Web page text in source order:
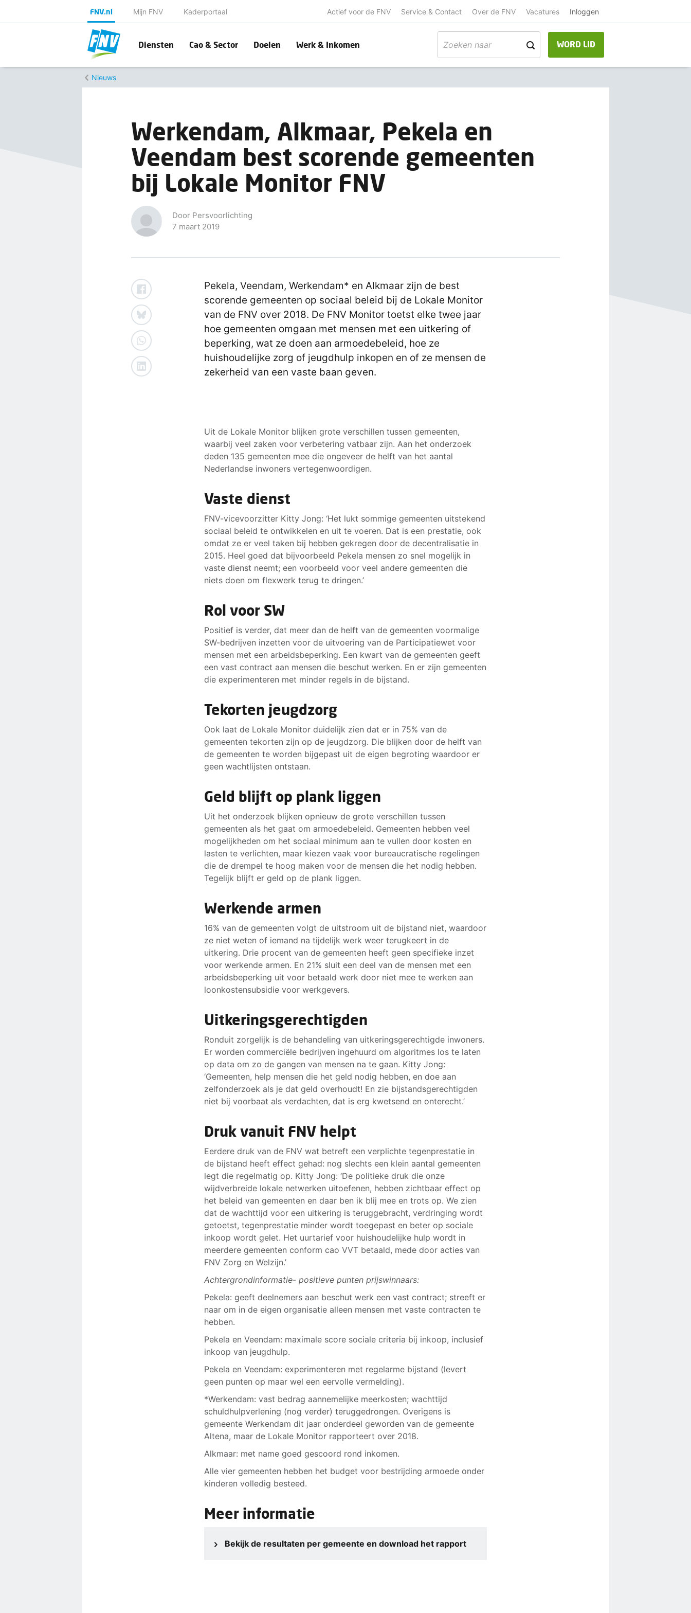
FNV.nl Mijn FNV Kaderportaal Actief voor de FNV Service & Contact Over de FNV Vacatures Inloggen
Diensten Cao & Sector Doelen Werk & Inkomen WORD LID
Nieuws
Werkendam, Alkmaar, Pekela en
Veendam best scorende gemeenten
bij Lokale Monitor FNV
Door Persvoorlichting
7 maart 2019
Pekela, Veendam, Werkendam* en Alkmaar zijn de best
scorende gemeenten op sociaal beleid bij de Lokale Monitor
van de FNV over 2018. De FNV Monitor toetst elke twee jaar
hoe gemeenten omgaan met mensen met een uitkering of
beperking, wat ze doen aan armoedebeleid, hoe ze
huishoudelijke zorg of jeugdhulp inkopen en of ze mensen de
zekerheid van een vaste baan geven.
Uit de Lokale Monitor blijken grote verschillen tussen gemeenten,
waarbij veel zaken voor verbetering vatbaar zijn. Aan het onderzoek
deden 135 gemeenten mee die ongeveer de helft van het aantal
Nederlandse inwoners vertegenwoordigen.
Vaste dienst
FNV-vicevoorzitter Kitty Jong: ‘Het lukt sommige gemeenten uitstekend
sociaal beleid te ontwikkelen en uit te voeren. Dat is een prestatie, ook
omdat ze er veel taken bij hebben gekregen door de decentralisatie in
2015. Heel goed dat bijvoorbeeld Pekela mensen zo snel mogelijk in
vaste dienst neemt; een voorbeeld voor veel andere gemeenten die
niets doen om flexwerk terug te dringen.’
Rol voor SW
Positief is verder, dat meer dan de helft van de gemeenten voormalige
SW-bedrijven inzetten voor de uitvoering van de Participatiewet voor
mensen met een arbeidsbeperking. Een kwart van de gemeenten geeft
een vast contract aan mensen die beschut werken. En er zijn gemeenten
die experimenteren met minder regels in de bijstand.
Tekorten jeugdzorg
Ook laat de Lokale Monitor duidelijk zien dat er in 75% van de
gemeenten tekorten zijn op de jeugdzorg. Die blijken door de helft van
de gemeenten te worden bijgepast uit de eigen begroting waardoor er
geen wachtlijsten ontstaan.
Geld blijft op plank liggen
Uit het onderzoek blijken opnieuw de grote verschillen tussen
gemeenten als het gaat om armoedebeleid. Gemeenten hebben veel
mogelijkheden om het sociaal minimum aan te vullen door kosten en
lasten te verlichten, maar kiezen vaak voor bureaucratische regelingen
die de drempel te hoog maken voor de mensen die het nodig hebben.
Tegelijk blijft er geld op de plank liggen.
Werkende armen
16% van de gemeenten volgt de uitstroom uit de bijstand niet, waardoor
ze niet weten of iemand na tijdelijk werk weer terugkeert in de
uitkering. Drie procent van de gemeenten heeft geen specifieke inzet
voor werkende armen. En 21% sluit een deel van de mensen met een
arbeidsbeperking uit voor betaald werk door niet mee te werken aan
loonkostensubsidie voor werkgevers.
Uitkeringsgerechtigden
Ronduit zorgelijk is de behandeling van uitkeringsgerechtigde inwoners.
Er worden commerciële bedrijven ingehuurd om algoritmes los te laten
op data om zo de gangen van mensen na te gaan. Kitty Jong:
‘Gemeenten, help mensen die het geld nodig hebben, en doe aan
zelfonderzoek als je dat geld overhoudt! En zie bijstandsgerechtigden
niet bij voorbaat als verdachten, dat is erg kwetsend en onterecht.’
Druk vanuit FNV helpt
Eerdere druk van de FNV wat betreft een verplichte tegenprestatie in
de bijstand heeft effect gehad: nog slechts een klein aantal gemeenten
legt die regelmatig op. Kitty Jong: ‘De politieke druk die onze
wijdverbreide lokale netwerken uitoefenen, hebben zichtbaar effect op
het beleid van gemeenten en daar ben ik blij mee en trots op. We zien
dat de wachttijd voor een uitkering is teruggebracht, verdringing wordt
getoetst, tegenprestatie minder wordt toegepast en beter op sociale
inkoop wordt gelet. Het uurtarief voor huishoudelijke hulp wordt in
meerdere gemeenten conform cao VVT betaald, mede door acties van
FNV Zorg en Welzijn.’
Achtergrondinformatie- positieve punten prijswinnaars:
Pekela: geeft deelnemers aan beschut werk een vast contract; streeft er
naar om in de eigen organisatie alleen mensen met vaste contracten te
hebben.
Pekela en Veendam: maximale score sociale criteria bij inkoop, inclusief
inkoop van jeugdhulp.
Pekela en Veendam: experimenteren met regelarme bijstand (levert
geen punten op maar wel een eervolle vermelding).
*Werkendam: vast bedrag aannemelijke meerkosten; wachttijd
schuldhulpverlening (nog verder) teruggedrongen. Overigens is
gemeente Werkendam dit jaar onderdeel geworden van de gemeente
Altena, maar de Lokale Monitor rapporteert over 2018.
Alkmaar: met name goed gescoord rond inkomen.
Alle vier gemeenten hebben het budget voor bestrijding armoede onder
kinderen volledig besteed.
Meer informatie
Bekijk de resultaten per gemeente en download het rapport